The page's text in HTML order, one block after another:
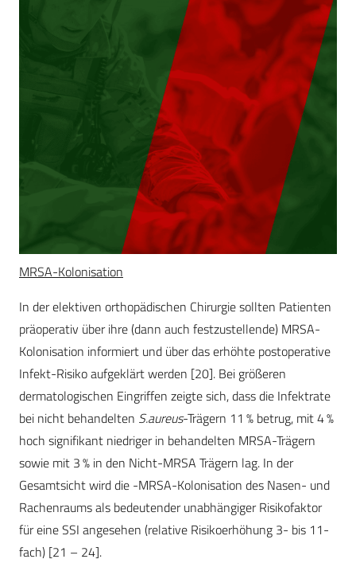
MRSA-Kolonisation
In der elektiven orthopädischen Chirurgie sollten Patienten
präoperativ über ihre (dann auch festzustellende) MRSA-
Kolonisation informiert und über das erhöhte postoperative
Infekt-Risiko aufgeklärt werden [20]. Bei größeren
dermatologischen Eingriffen zeigte sich, dass die Infektrate
bei nicht behandelten S.aureus-Trägern 11 % betrug, mit 4 %
hoch signifikant niedriger in behandelten MRSA-Trägern
sowie mit 3 % in den Nicht-MRSA Trägern lag. In der
Gesamtsicht wird die -MRSA-Kolonisation des Nasen- und
Rachenraums als bedeutender unabhängiger Risikofaktor
für eine SSI angesehen (relative Risikoerhöhung 3- bis 11-
fach) [21 – 24].